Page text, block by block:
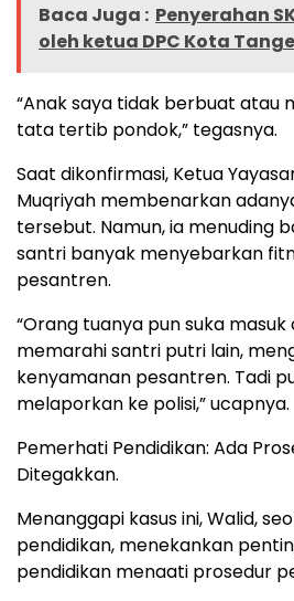
Baca Juga : Penyerahan
oleh ketua DPC Kota
“Anak saya tidak berbuat atau
tata tertib pondok,” tegasnya.
Saat dikonfirmasi, Ketua
Muqriyah membenarkan
tersebut. Namun, ia menuding
santri banyak menyebarkan
pesantren.
“Orang tuanya pun suka
memarahi santri putri lain,
kenyamanan pesantren. Tadi
melaporkan ke polisi,” ucapnya.
Pemerhati Pendidikan: Ada
Ditegakkan.
Menanggapi kasus ini, Walid,
pendidikan, menekankan
pendidikan menaati prosedur